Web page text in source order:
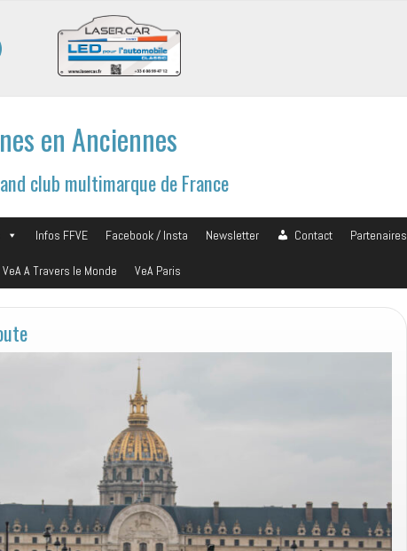
en Anciennes
club multimarque de France
Infos FFVE Facebook / Insta Newsletter Contact Partenaires
VeA A Travers le Monde VeA Paris